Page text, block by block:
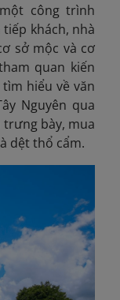
công trình
khách, nhà
sở mộc và cơ
quan kiến
hiểu về văn
Nguyên qua
bày, mua
dệt thổ cẩm.